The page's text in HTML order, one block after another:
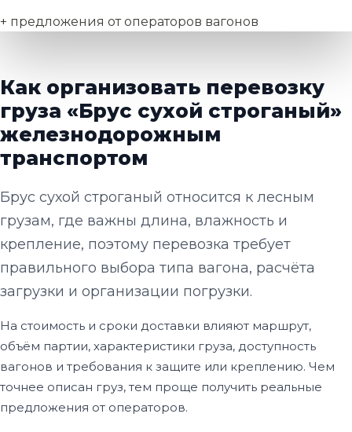
+ предложения от операторов вагонов
Как организовать перевозку
груза «Брус сухой строганый»
железнодорожным
транспортом
Брус сухой строганый относится к лесным
грузам, где важны длина, влажность и
крепление, поэтому перевозка требует
правильного выбора типа вагона, расчёта
загрузки и организации погрузки.
На стоимость и сроки доставки влияют маршрут,
объём партии, характеристики груза, доступность
вагонов и требования к защите или креплению. Чем
точнее описан груз, тем проще получить реальные
предложения от операторов.